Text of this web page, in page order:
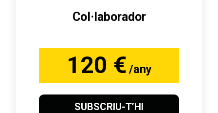
Col·laborador
120 € /any
SUBSCRIU-T’HI